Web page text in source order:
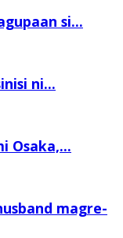
si...
ni...
Osaka,...
magre-